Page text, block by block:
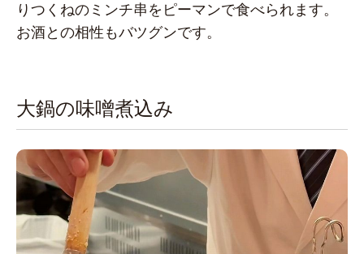
りつくねのミンチ串をピーマンで食べられます。
お酒との相性もバツグンです。
大鍋の味噌煮込み